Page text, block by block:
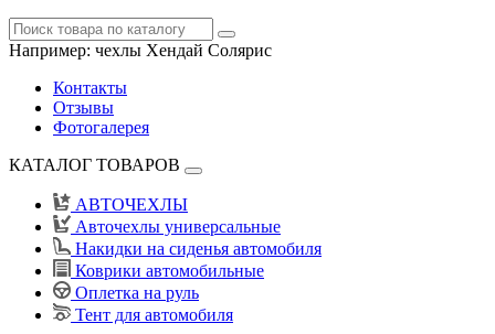
Например: чехлы Хендай Солярис
Контакты
Отзывы
Фотогалерея
КАТАЛОГ ТОВАРОВ
АВТОЧЕХЛЫ
Авточехлы универсальные
Накидки на сиденья автомобиля
Коврики автомобильные
Оплетка на руль
Тент для автомобиля